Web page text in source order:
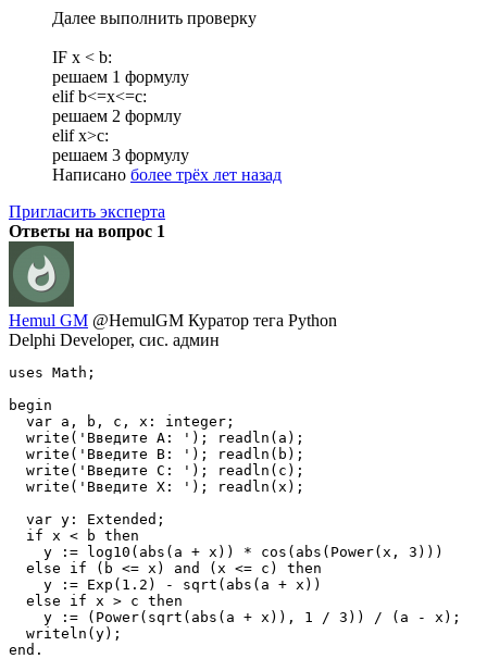
Далее выполнить проверку
IF x < b:
решаем 1 формулу
elif b<=x<=c:
решаем 2 формлу
elif x>c:
решаем 3 формулу
Написано более трёх лет назад
Пригласить эксперта
Ответы на вопрос 1
Hemul GM @HemulGM Куратор тега Python
Delphi Developer, сис. админ
uses Math;
begin
  var a, b, c, x: integer;
  write('Введите A: '); readln(a);
  write('Введите B: '); readln(b);
  write('Введите C: '); readln(c);
  write('Введите X: '); readln(x);
  var y: Extended;
  if x < b then
    y := log10(abs(a + x)) * cos(abs(Power(x, 3)))
  else if (b <= x) and (x <= c) then
    y := Exp(1.2) - sqrt(abs(a + x))
  else if x > c then
    y := (Power(sqrt(abs(a + x)), 1 / 3)) / (a - x);
  writeln(y);
end.